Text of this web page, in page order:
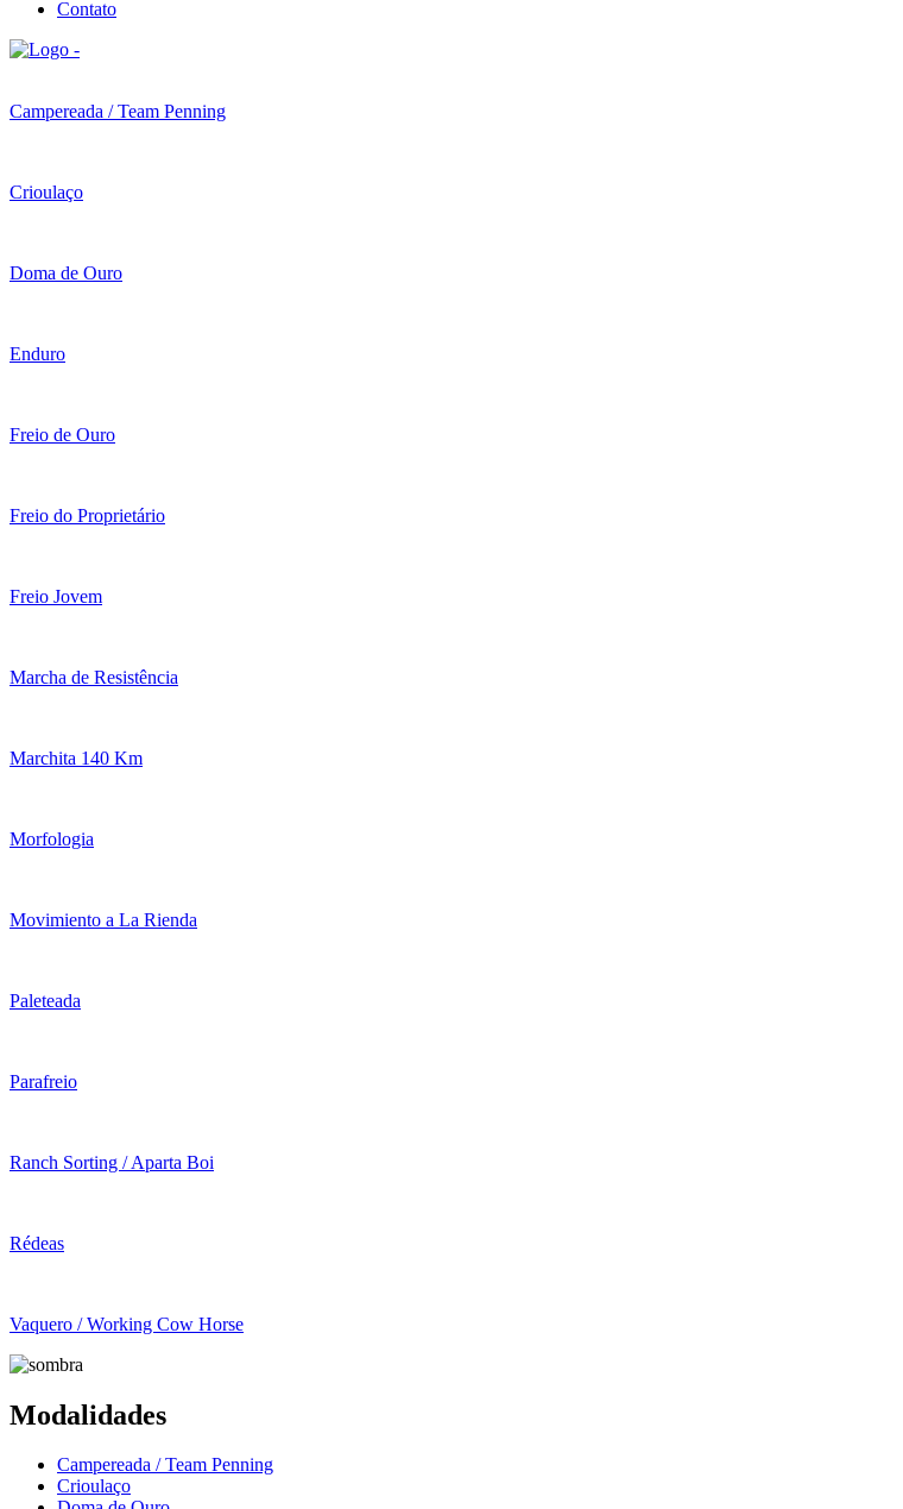
Contato
Campereada / Team Penning
Crioulaço
Doma de Ouro
Enduro
Freio de Ouro
Freio do Proprietário
Freio Jovem
Marcha de Resistência
Marchita 140 Km
Morfologia
Movimiento a La Rienda
Paleteada
Parafreio
Ranch Sorting / Aparta Boi
Rédeas
Vaquero / Working Cow Horse
Modalidades
Campereada / Team Penning
Crioulaço